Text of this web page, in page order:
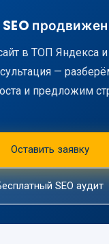
в ТОП Яндекса и
—
и предложим
Оставить заявку
SEO аудит